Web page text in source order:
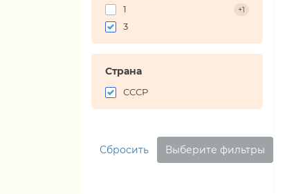
1 +1
3
Страна
СССР
Сбросить Выберите фильтры